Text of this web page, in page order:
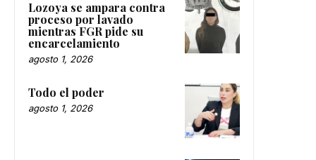
Lozoya se ampara contra
proceso por lavado
mientras FGR pide su
encarcelamiento
agosto 1, 2026
Todo el poder
agosto 1, 2026